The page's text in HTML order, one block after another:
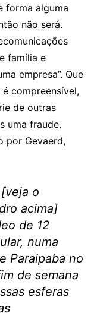
forma alguma
não será.
família e
empresa”. Que
compreensível,
de outras
uma fraude.
por Gevaerd,
o
acima]
de 12
numa
Paraipaba no
de semana
esferas